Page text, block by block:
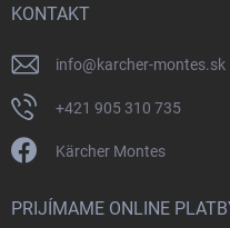
KONTAKT
info@karcher-montes.sk
+421 905 310 735
Kärcher Montes
PRIJÍMAME ONLINE